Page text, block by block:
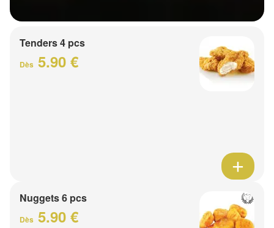
Tenders 4 pcs
Dès 5.90 €
Nuggets 6 pcs
Dès 5.90 €